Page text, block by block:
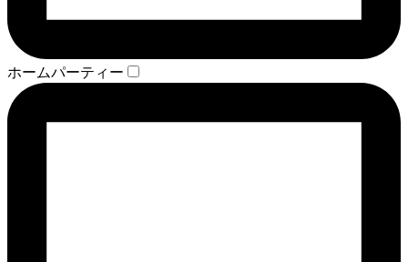
ホームパーティー